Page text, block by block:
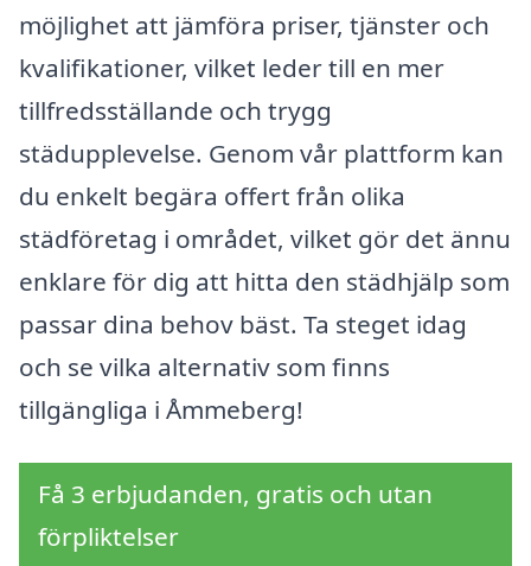
möjlighet att jämföra priser, tjänster och
kvalifikationer, vilket leder till en mer
tillfredsställande och trygg
städupplevelse. Genom vår plattform kan
du enkelt begära offert från olika
städföretag i området, vilket gör det ännu
enklare för dig att hitta den städhjälp som
passar dina behov bäst. Ta steget idag
och se vilka alternativ som finns
tillgängliga i Åmmeberg!
Få 3 erbjudanden, gratis och utan
förpliktelser